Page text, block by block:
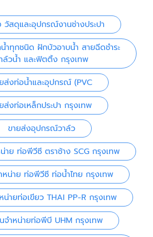
วัสดุและอุปกรณ์งานช่างประปา
ำทุกชนิด ฝักบัวอาบน้ำ สายฉีดชำระ
ล์วน้ำ และฟิตติ้ง กรุงเทพ
ส่งท่อน้ำและอุปกรณ์ (PVC
ส่งท่อเหล็กประปา กรุงเทพ
ขายส่งอุปกรณ์วาล์ว
าย ท่อพีวีซี ตราช้าง SCG กรุงเทพ
หน่าย ท่อพีวีซี ท่อน้ำไทย กรุงเทพ
น่ายท่อเขียว THAI PP-R กรุงเทพ
จำหน่ายท่อพีบี UHM กรุงเทพ